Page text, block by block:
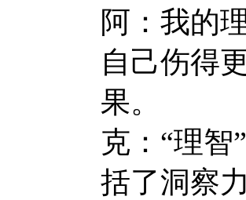
阿：我的
自己伤得
果。
克：“理智
括了洞察